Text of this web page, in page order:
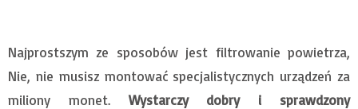
Najprostszym ze sposobów jest filtrowanie powietrza,
Nie, nie musisz montować specjalistycznych urządzeń za
miliony monet. Wystarczy dobry i sprawdzony